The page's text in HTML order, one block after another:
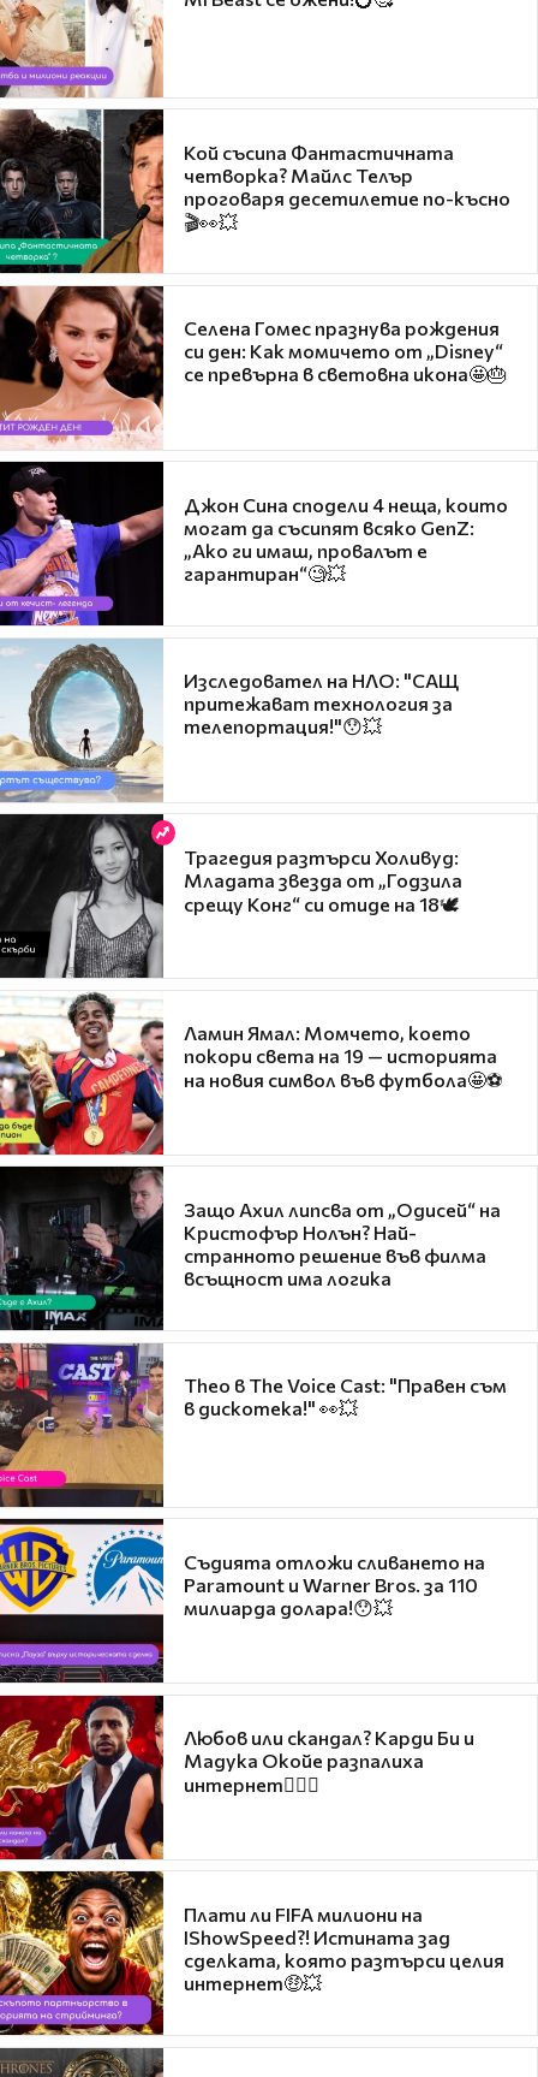
Кой съсипа Фантастичната
четворка? Майлс Телър
проговаря десетилетие по-късно
🎬👀💥
Селена Гомес празнува рождения
си ден: Как момичето от „Disney“
се превърна в световна икона🤩🎂
Джон Сина сподели 4 неща, които
могат да съсипят всяко GenZ:
„Ако ги имаш, провалът е
гарантиран“🧐💥
Изследовател на НЛО: "САЩ
притежават технология за
телепортация!"😯💥
Трагедия разтърси Холивуд:
Младата звезда от „Годзила
срещу Конг“ си отиде на 18🕊️
Ламин Ямал: Момчето, което
покори света на 19 — историята
на новия символ във футбола🤩⚽
Защо Ахил липсва от „Одисей“ на
Кристофър Нолън? Най-
странното решение във филма
всъщност има логика
Theo в The Voice Cast: "Правен съм
в дискотека!" 👀💥
Съдията отложи сливането на
Paramount и Warner Bros. за 110
милиарда долара!😯💥
Любов или скандал? Карди Би и
Мадука Окойе разпалиха
интернет❤️‍🔥🔥
Плати ли FIFA милиони на
IShowSpeed?! Истината зад
сделката, която разтърси целия
интернет🤑💥